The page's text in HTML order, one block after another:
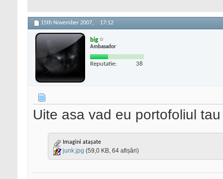
15th November 2007, 17:12
big
Ambasador
Reputatie: 38
Uite asa vad eu portofoliul
Imagini atașate
junk.jpg (59,0 KB, 64 afișări)